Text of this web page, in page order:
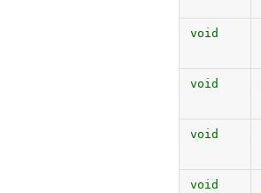
void
void
void
void